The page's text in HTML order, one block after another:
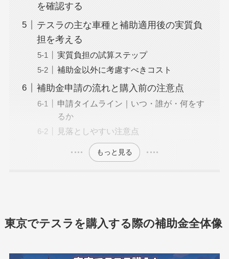
を確認する
テスラの主な車種と補助適用後の実質負
担を考える
実質負担の試算ステップ
補助金以外に考慮すべきコスト
補助金申請の流れと購入前の注意点
申請タイムライン｜いつ・誰が・何をす
るか
見落としやすい注意点
もっと見る
東京でテスラを購入する際の補助金全体像